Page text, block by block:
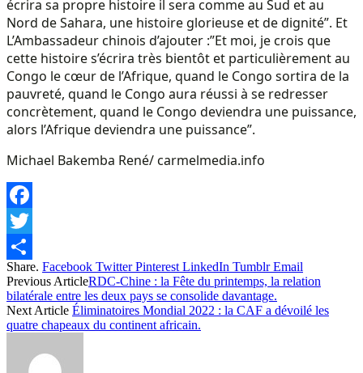
écrira sa propre histoire il sera comme au Sud et au
Nord de Sahara, une histoire glorieuse et de dignité”. Et
L’Ambassadeur chinois d’ajouter :”Et moi, je crois que
cette histoire s’écrira très bientôt et particulièrement au
Congo le cœur de l’Afrique, quand le Congo sortira de la
pauvreté, quand le Congo aura réussi à se redresser
concrètement, quand le Congo deviendra une puissance,
alors l’Afrique deviendra une puissance”.
Michael Bakemba René/ carmelmedia.info
Facebook
Twitter
Share
Share. Facebook Twitter Pinterest LinkedIn Tumblr Email
Previous ArticleRDC-Chine : la Fête du printemps, la relation
bilatérale entre les deux pays se consolide davantage.
Next Article Éliminatoires Mondial 2022 : la CAF a dévoilé les
quatre chapeaux du continent africain.